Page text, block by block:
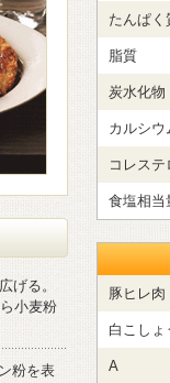
げる。
小麦粉
粉を表
たんぱく
脂質
炭水化物
カルシウ
コレステ
食塩相当
豚ヒレ肉
白こしょ
A